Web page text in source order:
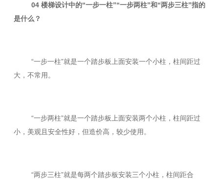
04 楼梯设计中的“一步一柱”“一步两柱”和“两步三柱”指的
是什么？
“一步一柱”就是一个踏步板上面安装一个小柱，柱间距过
大，不常用。
“一步两柱”就是一个踏步板上面安装两个小柱，柱间距过
小，美观且安全性好，但造价高，较少使用。
“两步三柱”就是每两个踏步板安装三个小柱，柱间距合